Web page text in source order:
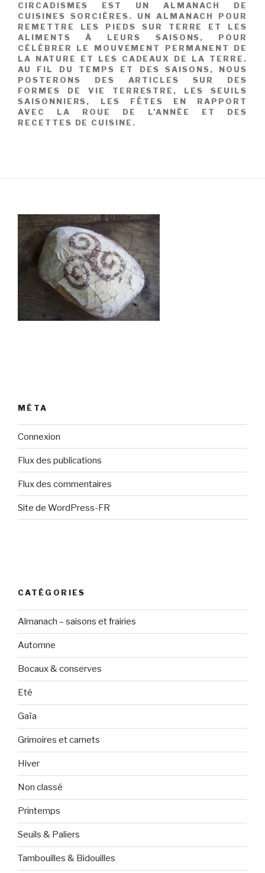
CIRCADISMES EST UN ALMANACH DE
CUISINES SORCIÈRES. UN ALMANACH POUR
REMETTRE LES PIEDS SUR TERRE ET LES
ALIMENTS À LEURS SAISONS, POUR
CÉLÉBRER LE MOUVEMENT PERMANENT DE
LA NATURE ET LES CADEAUX DE LA TERRE.
AU FIL DU TEMPS ET DES SAISONS, NOUS
POSTERONS DES ARTICLES SUR DES
FORMES DE VIE TERRESTRE, LES SEUILS
SAISONNIERS, LES FÊTES EN RAPPORT
AVEC LA ROUE DE L’ANNÉE ET DES
RECETTES DE CUISINE.
MÉTA
Connexion
Flux des publications
Flux des commentaires
Site de WordPress-FR
CATÉGORIES
Almanach – saisons et frairies
Automne
Bocaux & conserves
Eté
Gaïa
Grimoires et carnets
Hiver
Non classé
Printemps
Seuils & Paliers
Tambouilles & Bidouilles